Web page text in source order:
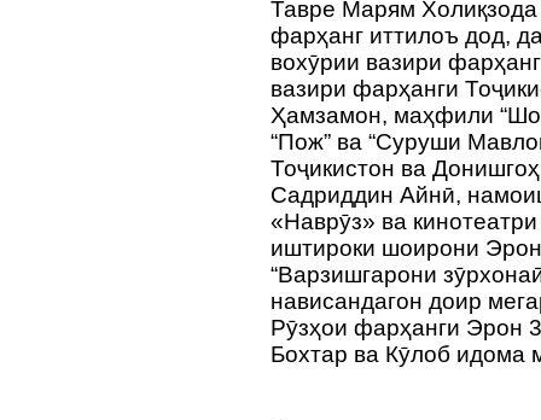
Тавре Марям Холиқзода
фарҳанг иттилоъ дод,
вохӯрии вазири
вазири фарҳанги
Ҳамзамон, маҳфили
“Пож” ва “Суруши
Тоҷикистон ва
Садриддин Айнӣ,
«Наврӯз» ва
иштироки шоирони
“Варзишгарони
нависандагон доир
Рӯзҳои фарҳанги Эрон
Бохтар ва Кӯлоб идома